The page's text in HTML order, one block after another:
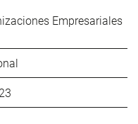
Empresariales